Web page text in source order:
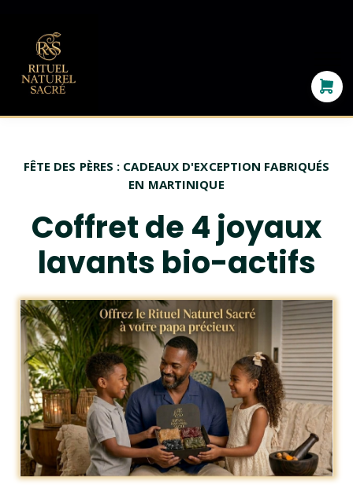
FÊTE DES PÈRES : CADEAUX D'EXCEPTION FABRIQUÉS
EN MARTINIQUE
Coffret de 4 joyaux
lavants bio-actifs